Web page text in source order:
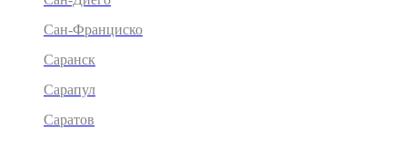
Сан-Франциско
Саранск
Сарапул
Саратов